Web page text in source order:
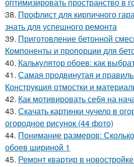
38. Профлист для кирпичного
знать для успешного ремонта
39. Приготовление бетонной
Компоненты и пропорции для
40. Калькулятор обоев: как
41. Самая продвинутая и
Конструкция отмостки и
42. Как мотивировать себя на
43. Скачать картинки чучело в
огородное рисунок (44 фото)
44. Понимание размеров:
обоев шириной 1
45. Ремонт квартир в